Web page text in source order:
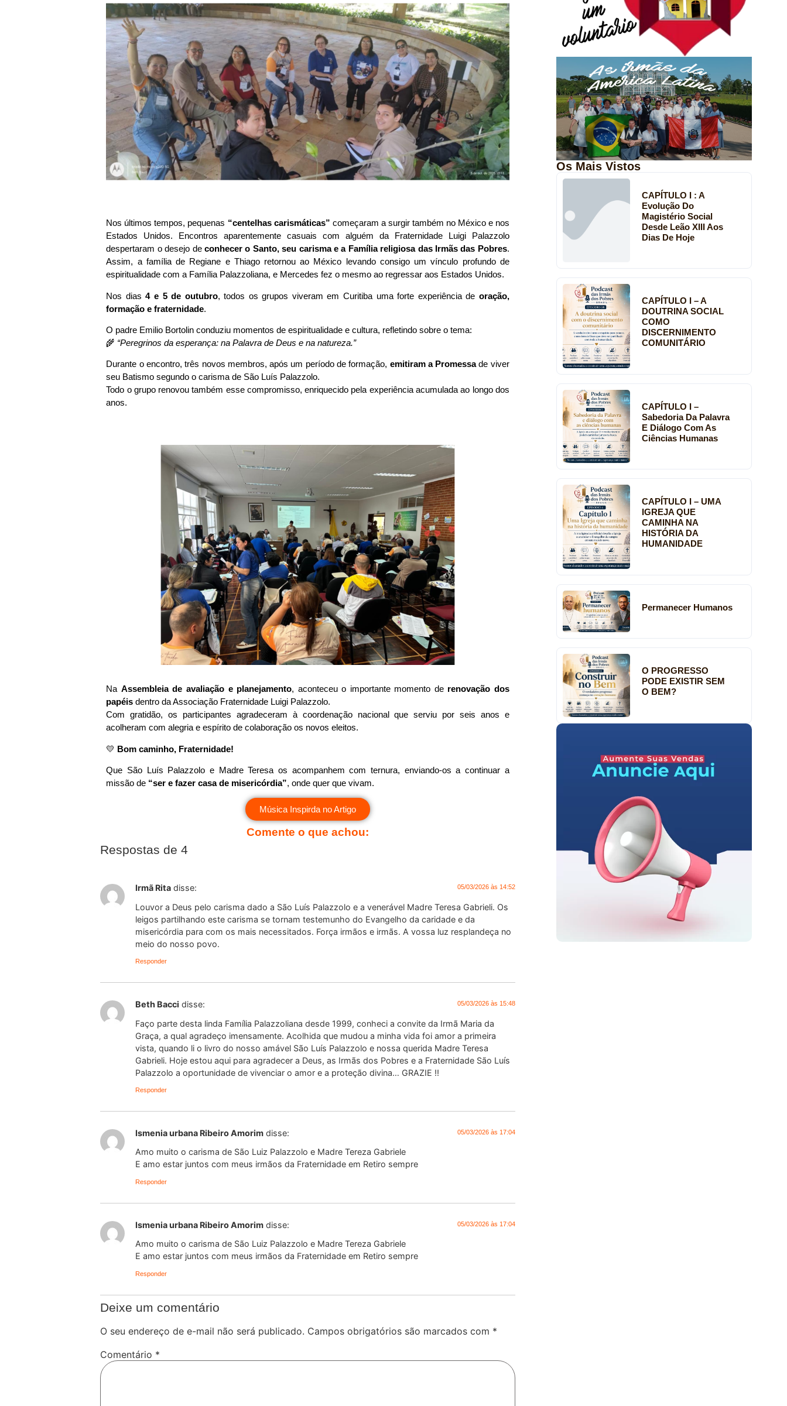
Nos últimos tempos, pequenas “centelhas carismáticas” começaram a surgir também no México e nos
Estados Unidos. Encontros aparentemente casuais com alguém da Fraternidade Luigi Palazzolo
despertaram o desejo de conhecer o Santo, seu carisma e a Família religiosa das Irmãs das Pobres.
Assim, a família de Regiane e Thiago retornou ao México levando consigo um vínculo profundo de
espiritualidade com a Família Palazzoliana, e Mercedes fez o mesmo ao regressar aos Estados Unidos.
Nos dias4 e 5 de outubro, todos os grupos viveram em Curitiba uma forte experiência de oração,
formação e fraternidade.
O padre Emilio Bortolin conduziu momentos de espiritualidade e cultura, refletindo sobre o tema:
🌾 “Peregrinos da esperança: na Palavra de Deus e na natureza.”
Durante o encontro, três novos membros, após um período de formação, emitiram a Promessade viver
seu Batismo segundo o carisma de São Luís Palazzolo.
Todo o grupo renovou também esse compromisso, enriquecido pela experiência acumulada ao longo dos
anos.
Na Assembleia de avaliação e planejamento, aconteceu o importante momento de renovação dos
papéis dentro da Associação Fraternidade Luigi Palazzolo.
Com gratidão, os participantes agradeceram à coordenação nacional que serviu por seis anos e
acolheram com alegria e espírito de colaboração os novos eleitos.
💛 Bom caminho, Fraternidade!
Que São Luís Palazzolo e Madre Teresa os acompanhem com ternura, enviando-os a continuar a
missão de “ser e fazer casa de misericórdia”, onde quer que vivam.
Música Inspirda no Artigo
Comente o que achou:
Respostas de 4
Irmã Rita disse: 05/03/2026 às 14:52
Louvor a Deus pelo carisma dado a São Luís Palazzolo e a venerável Madre Teresa Gabrieli. Os
leigos partilhando este carisma se tornam testemunho do Evangelho da caridade e da
misericórdia para com os mais necessitados. Força irmãos e irmãs. A vossa luz resplandeça no
meio do nosso povo.
Responder
Beth Bacci disse: 05/03/2026 às 15:48
Faço parte desta linda Família Palazzoliana desde 1999, conheci a convite da Irmã Maria da
Graça, a qual agradeço imensamente. Acolhida que mudou a minha vida foi amor a primeira
vista, quando li o livro do nosso amável São Luís Palazzolo e nossa querida Madre Teresa
Gabrieli. Hoje estou aqui para agradecer a Deus, as Irmãs dos Pobres e a Fraternidade São Luís
Palazzolo a oportunidade de vivenciar o amor e a proteção divina… GRAZIE ‼️
Responder
Ismenia urbana Ribeiro Amorim disse: 05/03/2026 às 17:04
Amo muito o carisma de São Luiz Palazzolo e Madre Tereza Gabriele
E amo estar juntos com meus irmãos da Fraternidade em Retiro sempre
Responder
Ismenia urbana Ribeiro Amorim disse: 05/03/2026 às 17:04
Amo muito o carisma de São Luiz Palazzolo e Madre Tereza Gabriele
E amo estar juntos com meus irmãos da Fraternidade em Retiro sempre
Responder
Deixe um comentário
O seu endereço de e-mail não será publicado. Campos obrigatórios são marcados com *
Comentário *
Os Mais Vistos
CAPÍTULO I : A
Evolução Do
Magistério Social
Desde Leão XIII Aos
Dias De Hoje
CAPÍTULO I – A
DOUTRINA SOCIAL
COMO
DISCERNIMENTO
COMUNITÁRIO
CAPÍTULO I –
Sabedoria Da Palavra
E Diálogo Com As
Ciências Humanas
CAPÍTULO I – UMA
IGREJA QUE
CAMINHA NA
HISTÓRIA DA
HUMANIDADE
Permanecer Humanos
O PROGRESSO
PODE EXISTIR SEM
O BEM?